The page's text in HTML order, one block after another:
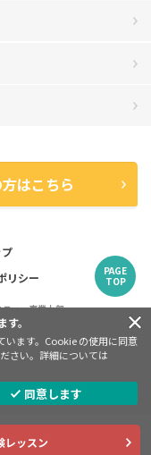
。
います。Cookie の使用に同意
さい。詳細については
同意します
レッスン
PAGE
TOP
はこちら
リシー
ィー事業本部
標です。この
認や推奨、そ
website is